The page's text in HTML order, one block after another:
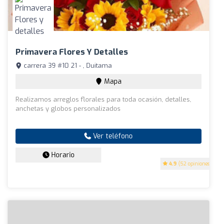
Primavera Flores Y Detalles
4.9 (52 opiniones)
carrera 39 #10 21 - , Duitama
Mapa
Realizamos arreglos florales para toda ocasión, detalles,
anchetas y globos personalizados
Ver teléfono
Horario